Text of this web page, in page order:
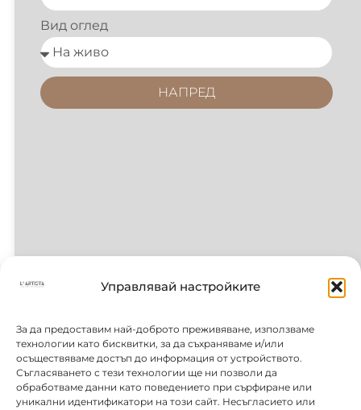
Управлявай настройките
За да предоставим най-доброто преживяване, използваме
технологии като бисквитки, за да съхраняваме и/или
осъществяваме достъп до информация от устройството.
Съгласяването с тези технологии ще ни позволи да
обработваме данни като поведението при сърфиране или
уникални идентификатори на този сайт. Несъгласието или
Вид оглед
НАПРЕД